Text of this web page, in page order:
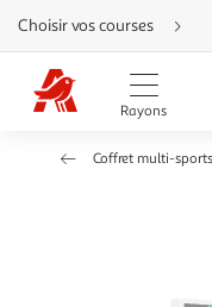
Aller
directement
au
contenu
Aller
directement
Aller
Choisir vos courses
Rayons
Coffret multi-